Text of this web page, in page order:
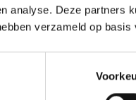
analyse. Deze partners
verzameld op